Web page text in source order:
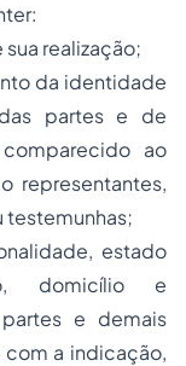
realização;
da identidade
partes e de
ao
representantes,
testemunhas;
estado
domicílio e
e demais
a indicação,